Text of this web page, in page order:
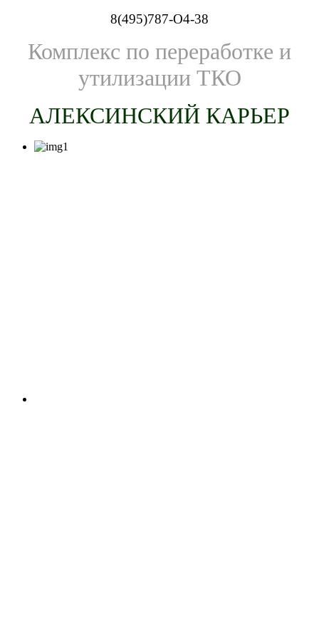
8(495)787-O4-38
Комплекс по переработке и
утилизации ТКО
АЛЕКСИНСКИЙ КАРЬЕР